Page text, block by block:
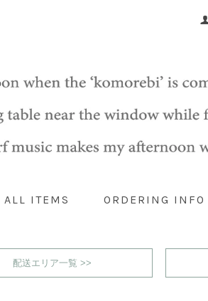
ALL ITEMS ORDERING INFO
配送エリア一覧 >>